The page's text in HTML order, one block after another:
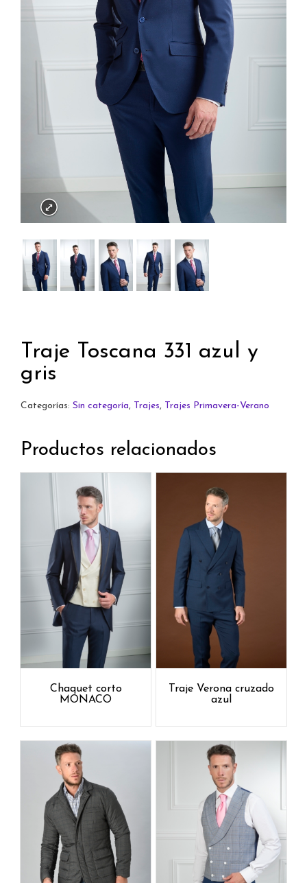
Traje Toscana 331 azul y
gris
Categorías: Sin categoría, Trajes, Trajes Primavera-Verano
Productos relacionados
Chaquet corto
MONACO
Traje Verona cruzado
azul